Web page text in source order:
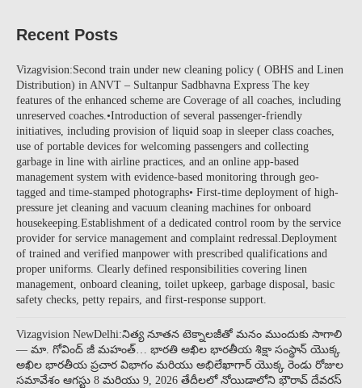
Recent Posts
Vizagvision:Second train under new cleaning policy ( OBHS and Linen
Distribution) in ANVT – Sultanpur Sadbhavna Express The key
features of the enhanced scheme are Coverage of all coaches, including
unreserved coaches.•Introduction of several passenger-friendly
initiatives, including provision of liquid soap in sleeper class coaches,
use of portable devices for welcoming passengers and collecting
garbage in line with airline practices, and an online app-based
management system with evidence-based monitoring through geo-
tagged and time-stamped photographs• First-time deployment of high-
pressure jet cleaning and vacuum cleaning machines for onboard
housekeeping.Establishment of a dedicated control room by the service
provider for service management and complaint redressal.Deployment
of trained and verified manpower with prescribed qualifications and
proper uniforms. Clearly defined responsibilities covering linen
management, onboard cleaning, toilet upkeep, garbage disposal, basic
safety checks, petty repairs, and first-response support.
Vizagvision NewDelhi:నిత్య నూతన టెక్నాలజీతో మనం ముందుకు సాగాలి
— మా. గోవింద్ జీ మహంత్… భారతి అఖిల భారతీయ శిక్షా సంస్థాన్ యొక్క
అఖిల భారతీయ ప్రచార విభాగం మరియు అభిలేఖాగార్ యొక్క రెండు రోజుల
సమావేశం ఆగస్టు 8 మరియు 9, 2026 తేదీలలో నోయిడాలోని భౌరావ్ దేవరస్